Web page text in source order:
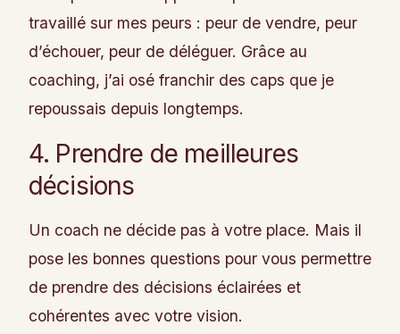
travaillé sur mes peurs : peur de vendre, peur
d’échouer, peur de déléguer. Grâce au
coaching, j’ai osé franchir des caps que je
repoussais depuis longtemps.
4. Prendre de meilleures
décisions
Un coach ne décide pas à votre place. Mais il
pose les bonnes questions pour vous permettre
de prendre des décisions éclairées et
cohérentes avec votre vision.